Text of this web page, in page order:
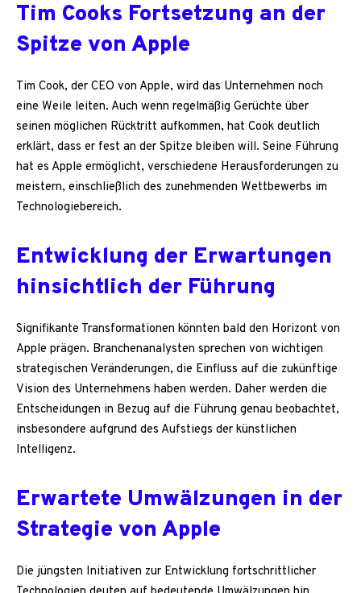
Tim Cooks Fortsetzung an der
Spitze von Apple
Tim Cook, der CEO von Apple, wird das Unternehmen noch
eine Weile leiten. Auch wenn regelmäßig Gerüchte über
seinen möglichen Rücktritt aufkommen, hat Cook deutlich
erklärt, dass er fest an der Spitze bleiben will. Seine Führung
hat es Apple ermöglicht, verschiedene Herausforderungen zu
meistern, einschließlich des zunehmenden Wettbewerbs im
Technologiebereich.
Entwicklung der Erwartungen
hinsichtlich der Führung
Signifikante Transformationen könnten bald den Horizont von
Apple prägen. Branchenanalysten sprechen von wichtigen
strategischen Veränderungen, die Einfluss auf die zukünftige
Vision des Unternehmens haben werden. Daher werden die
Entscheidungen in Bezug auf die Führung genau beobachtet,
insbesondere aufgrund des Aufstiegs der künstlichen
Intelligenz.
Erwartete Umwälzungen in der
Strategie von Apple
Die jüngsten Initiativen zur Entwicklung fortschrittlicher